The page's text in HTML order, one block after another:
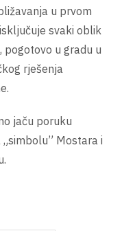
u prvom
svaki oblik
pogotovo u gradu u
rješenja
jaču poruku
Mostara i